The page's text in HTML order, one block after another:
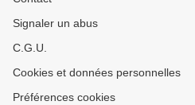
Signaler un abus
C.G.U.
Cookies et données personnelles
Préférences cookies